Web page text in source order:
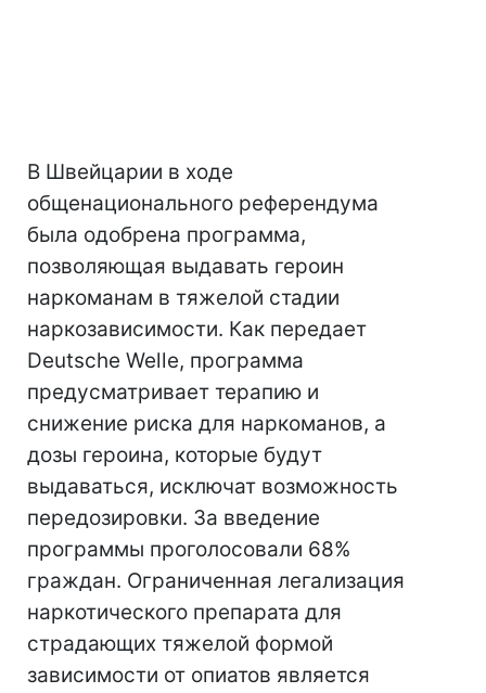
В Швейцарии в ходе
общенационального референдума
была одобрена программа,
позволяющая выдавать героин
наркоманам в тяжелой стадии
наркозависимости. Как передает
Deutsche Welle, программа
предусматривает терапию и
снижение риска для наркоманов, а
дозы героина, которые будут
выдаваться, исключат возможность
передозировки. За введение
программы проголосовали 68%
граждан. Ограниченная легализация
наркотического препарата для
страдающих тяжелой формой
зависимости от опиатов является